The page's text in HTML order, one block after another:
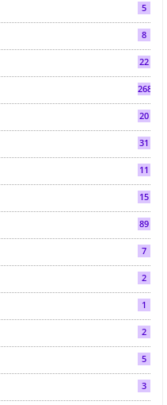
5
8
22
268
20
31
11
15
89
7
2
1
2
5
3